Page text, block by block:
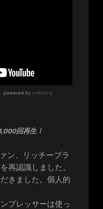
回再生！
ン、リッチーブラ
再認識しました。
きました。個人的
プレッサーは使っ